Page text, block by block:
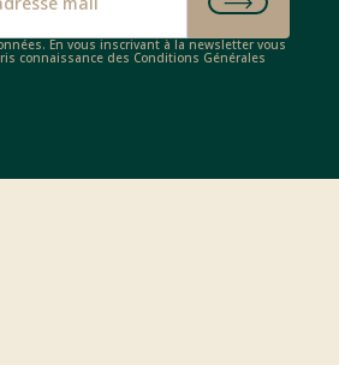
En vous inscrivant à la newsletter vous
connaissance des Conditions Générales